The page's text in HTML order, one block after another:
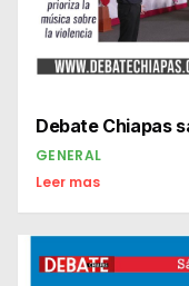
Debate Chiapas
GENERAL
Leer mas